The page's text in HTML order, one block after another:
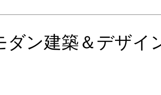
ン建築＆デザイ